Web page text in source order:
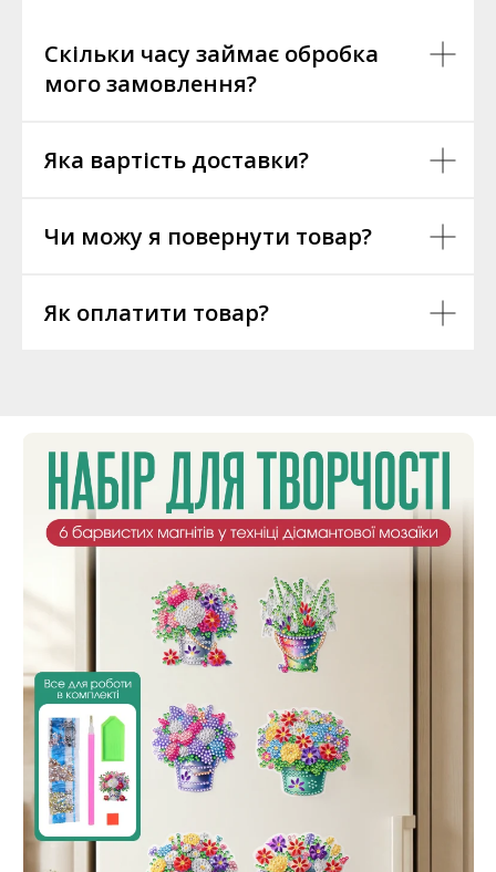
Скільки часу займає обробка
мого замовлення?
Яка вартість доставки?
Чи можу я повернути товар?
Як оплатити товар?